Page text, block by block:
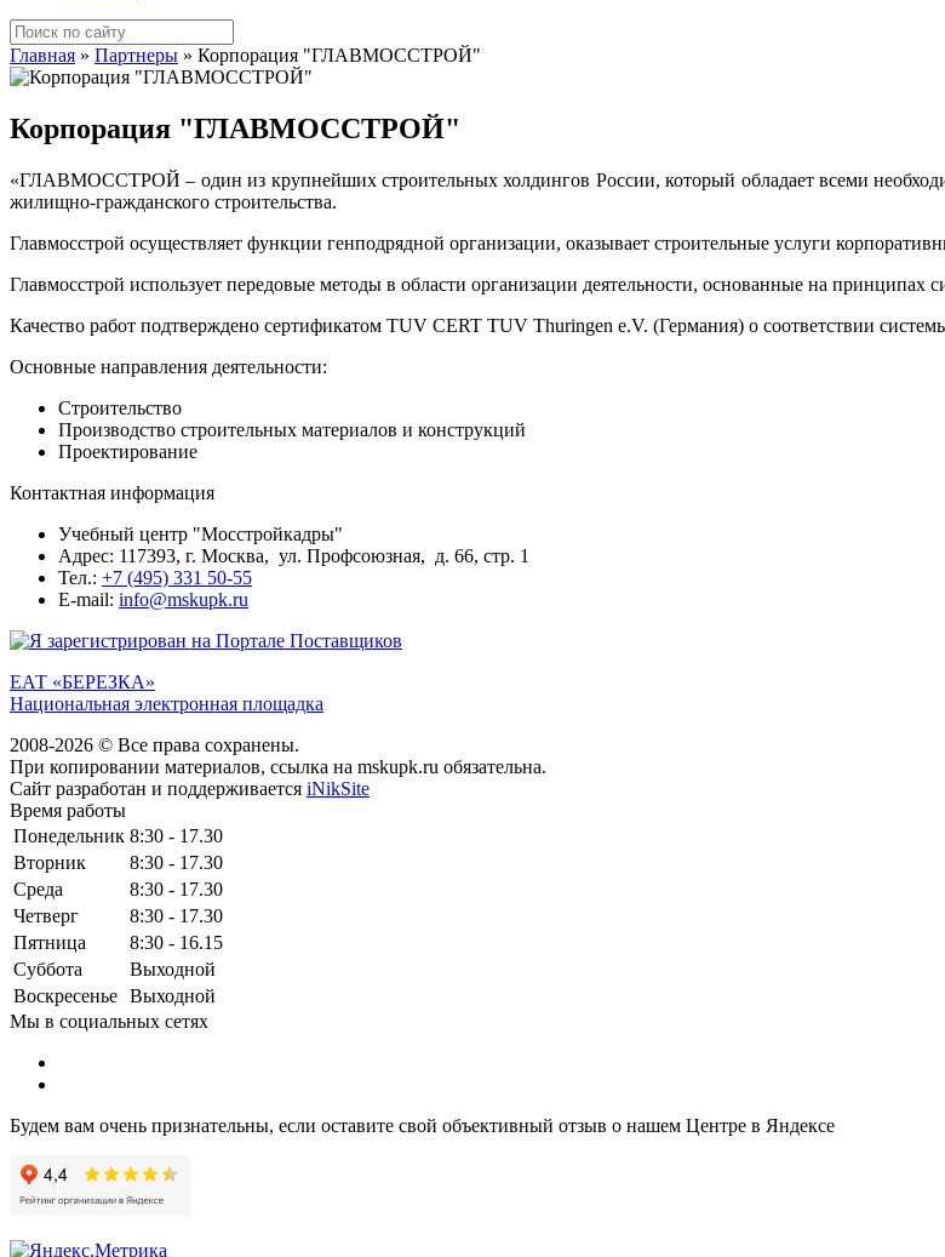
Главная » Партнеры » Корпорация "ГЛАВМОССТРОЙ"
Корпорация "ГЛАВМОССТРОЙ"
«ГЛАВМОССТРОЙ – один из крупнейших строительных холдингов России, который обладает всеми
жилищно-гражданского строительства.
Главмосстрой осуществляет функции генподрядной организации, оказывает строительные услуги
Главмосстрой использует передовые методы в области организации деятельности, основанные на принципах
Качество работ подтверждено сертификатом TUV CERT TUV Thuringen e.V. (Германия) о соответствии
Основные направления деятельности:
Строительство
Производство строительных материалов и конструкций
Проектирование
Контактная информация
Учебный центр "Мосстройкадры"
Адрес: 117393, г. Москва, ул. Профсоюзная, д. 66, стр. 1
Тел.: +7 (495) 331 50-55
E-mail: info@mskupk.ru
ЕАТ «БЕРЕЗКА»
Национальная электронная площадка
2008-2026 © Все права сохранены.
При копировании материалов, ссылка на mskupk.ru обязательна.
Сайт разработан и поддерживается iNikSite
Время работы
Понедельник 8:30 - 17.30
Вторник
8:30 - 17.30
Среда
8:30 - 17.30
Четверг
8:30 - 17.30
Пятница
8:30 - 16.15
Суббота
Выходной
Воскресенье Выходной
Мы в социальных сетях
Будем вам очень признательны, если оставите свой объективный отзыв о нашем Центре в Яндексе